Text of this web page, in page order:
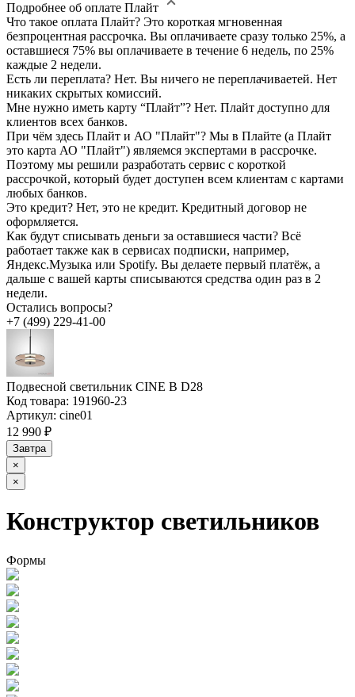
Подробнее об оплате Плайт
Что такое оплата Плайт? Это короткая мгновенная
безпроцентная рассрочка. Вы оплачиваете сразу только 25%, а
оставшиеся 75% вы оплачиваете в течение 6 недель, по 25%
каждые 2 недели.
Есть ли переплата? Нет. Вы ничего не переплачиваетей. Нет
никаких скрытых комиссий.
Мне нужно иметь карту “Плайт”? Нет. Плайт доступно для
клиентов всех банков.
При чём здесь Плайт и АО "Плайт"? Мы в Плайте (а Плайт
это карта АО "Плайт") являемся экспертами в рассрочке.
Поэтому мы решили разработать сервис с короткой
рассрочкой, который будет доступен всем клиентам с картами
любых банков.
Это кредит? Нет, это не кредит. Кредитный договор не
оформляется.
Как будут списывать деньги за оставшиеся части? Всё
работает также как в сервисах подписки, например,
Яндекс.Музыка или Spotify. Вы делаете первый платёж, а
дальше с вашей карты списываются средства один раз в 2
недели.
Остались вопросы?
+7 (499) 229-41-00
Подвесной светильник CINE B D28
Код товара: 191960-23
Артикул: cine01
12 990 ₽
Завтра
×
×
Конструктор светильников
Формы